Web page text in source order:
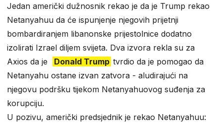
Jedan američki dužnosnik rekao je da je Trump rekao
Netanyahuu da će ispunjenje njegovih prijetnji
bombardiranjem libanonske prijestolnice dodatno
izolirati Izrael diljem svijeta. Dva izvora rekla su za
Axios da je
Donald Trump tvrdio da je pomogao da
Netanyahu ostane izvan zatvora - aludirajući na
njegovu podršku tijekom Netanyahuovog suđenja za
korupciju.
U pozivu, američki predsjednik je rekao Netanyahuu: